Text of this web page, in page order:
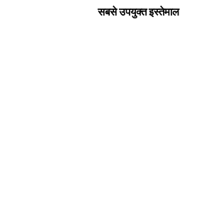
सबसे उपयुक्त इस्तेमाल